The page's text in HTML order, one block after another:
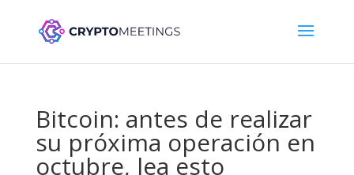
Bitcoin: antes de realizar
su próxima operación en
octubre, lea esto